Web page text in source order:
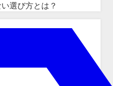
選び方とは？